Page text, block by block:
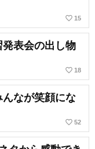
favorite_border 15
表会の出し物
favorite_border 18
なが笑顔にな
favorite_border 52